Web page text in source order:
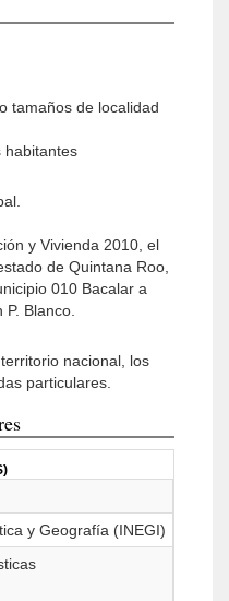
tamaños de localidad
habitantes
y Vivienda 2010, el
de Quintana Roo,
010 Bacalar a
Blanco.
nacional, los
particulares.
y Geografía (INEGI)